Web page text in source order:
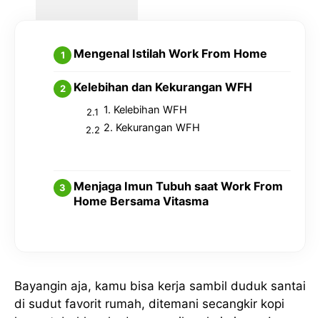
Mengenal Istilah Work From Home
Kelebihan dan Kekurangan WFH
1. Kelebihan WFH
2. Kekurangan WFH
Menjaga Imun Tubuh saat Work From
Home Bersama Vitasma
Bayangin aja, kamu bisa kerja sambil duduk santai
di sudut favorit rumah, ditemani secangkir kopi